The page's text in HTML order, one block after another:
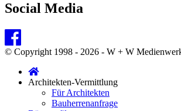
Social Media
© Copyright 1998 - 2026 - W + W
Architekten-Vermittlung
Für Architekten
Bauherrenanfrage